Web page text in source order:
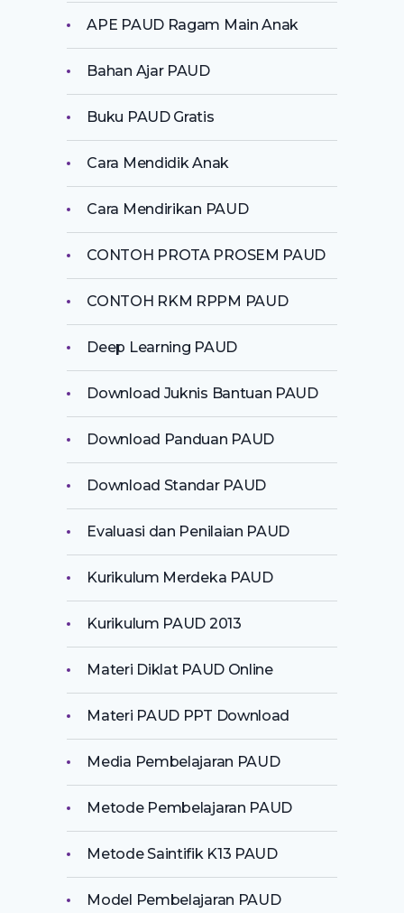
APE PAUD Ragam Main Anak
Bahan Ajar PAUD
Buku PAUD Gratis
Cara Mendidik Anak
Cara Mendirikan PAUD
CONTOH PROTA PROSEM PAUD
CONTOH RKM RPPM PAUD
Deep Learning PAUD
Download Juknis Bantuan PAUD
Download Panduan PAUD
Download Standar PAUD
Evaluasi dan Penilaian PAUD
Kurikulum Merdeka PAUD
Kurikulum PAUD 2013
Materi Diklat PAUD Online
Materi PAUD PPT Download
Media Pembelajaran PAUD
Metode Pembelajaran PAUD
Metode Saintifik K13 PAUD
Model Pembelajaran PAUD